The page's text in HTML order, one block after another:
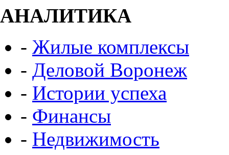
АНАЛИТИКА
- Жилые комплексы
- Деловой Воронеж
- Истории успеха
- Финансы
- Недвижимость